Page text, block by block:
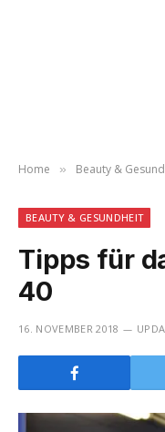
Home » Beauty &
BEAUTY & GESUNDHEIT
Tipps für
40
16. NOVEMBER 2018